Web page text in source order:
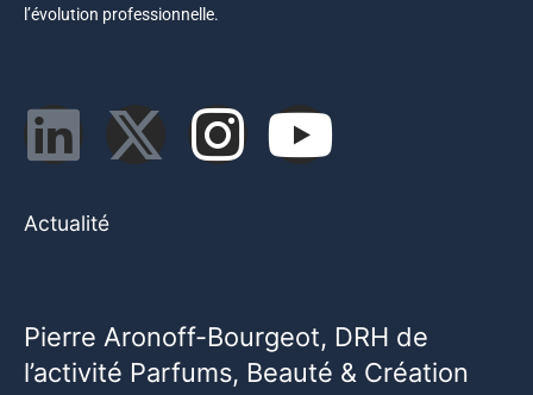
l’évolution professionnelle.
Actualité
Pierre Aronoff-Bourgeot, DRH de
l’activité Parfums, Beauté & Création